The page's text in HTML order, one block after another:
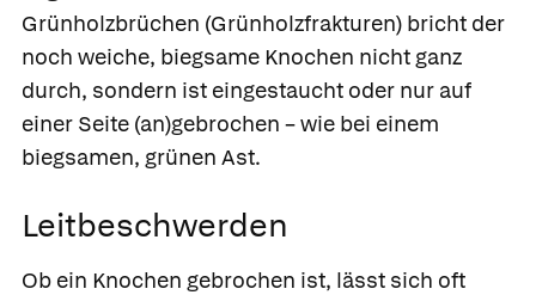
Grünholzbrüchen (Grünholzfrakturen) bricht der
noch weiche, biegsame Knochen nicht ganz
durch, sondern ist eingestaucht oder nur auf
einer Seite (an)gebrochen – wie bei einem
biegsamen, grünen Ast.
Leitbeschwerden
Ob ein Knochen gebrochen ist, lässt sich oft